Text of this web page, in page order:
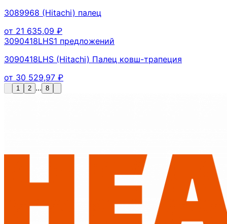
3089968 (Hitachi) палец
от 21 635,09 ₽
3090418LHS1 предложений
3090418LHS (Hitachi) Палец ковш-трапеция
от 30 529,97 ₽
1 2 ... 8